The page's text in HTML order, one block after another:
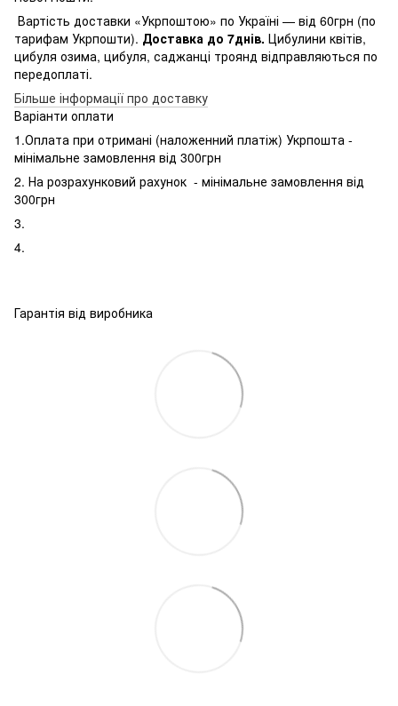
Вартість доставки «Укрпоштою» по Україні — від 60грн (по
тарифам Укрпошти). Доставка до 7днів. Цибулини квітів,
цибуля озима, цибуля, саджанці троянд відправляються по
передоплаті.
Більше інформації про доставку
Варіанти оплати
1.Оплата при отримані (наложенний платіж) Укрпошта -
мінімальне замовлення від 300грн
2. На розрахунковий рахунок - мінімальне замовлення від
300грн
3.
4.
Гарантія від виробника